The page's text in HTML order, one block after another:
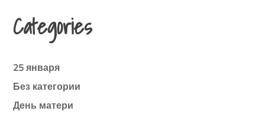
Categories
25 января
Без категории
День матери